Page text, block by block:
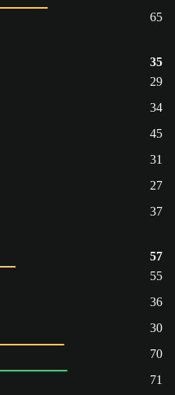
65
35
29
34
45
31
27
37
57
55
36
30
70
71